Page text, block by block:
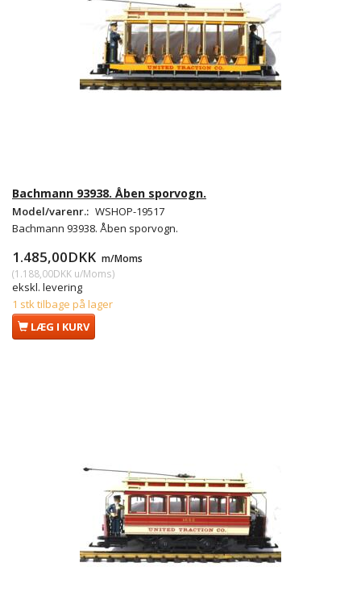
Bachmann 93938. Åben sporvogn.
Model/varenr.: WSHOP-19517
Bachmann 93938. Åben sporvogn.
1.485,00DKK m/Moms
(1.188,00DKK u/Moms)
ekskl. levering
1 stk tilbage på lager
LÆG I KURV